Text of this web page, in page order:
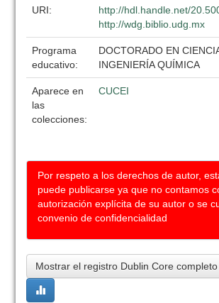
URI:
http://hdl.handle.net/
http://wdg.biblio.udg.mx
Programa
educativo:
DOCTORADO EN
INGENIERÍA QUÍMICA
Aparece en
las
colecciones:
CUCEI
Por respeto a los derechos de autor,
puede publicarse ya que no contamos
autorización explícita de su autor o se
convenio de confidencialidad
Mostrar el registro Dublin Core